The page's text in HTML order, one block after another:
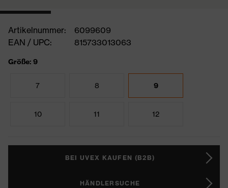
Artikelnummer:
6099609
EAN / UPC:
815733013063
Größe: 9
7 8 9
10 11 12
BEI UVEX KAUFEN (B2B)
HÄNDLERSUCHE